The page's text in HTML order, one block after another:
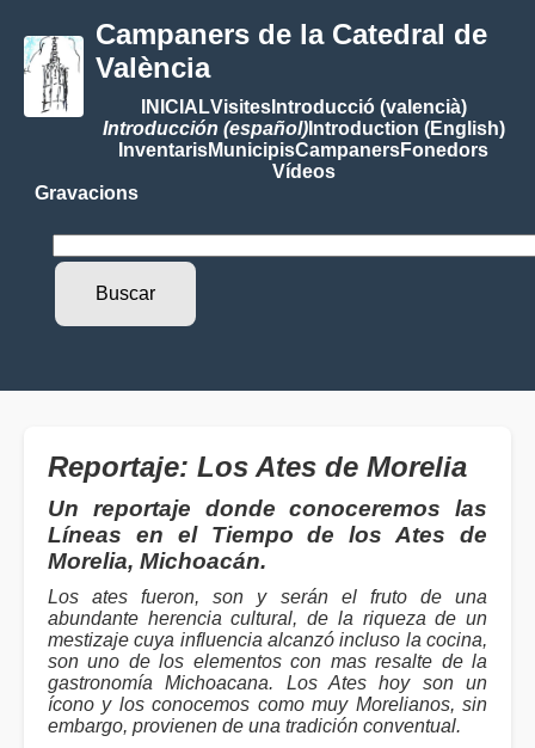
Campaners de la Catedral de
València
INICIALVisitesIntroducció (valencià)
Introducción (español)Introduction (English)
InventarisMunicipisCampanersFonedors
Vídeos
Gravacions
Reportaje: Los Ates de Morelia
Un reportaje donde conoceremos las
Líneas en el Tiempo de los Ates de
Morelia, Michoacán.
Los ates fueron, son y serán el fruto de una
abundante herencia cultural, de la riqueza de un
mestizaje cuya influencia alcanzó incluso la cocina,
son uno de los elementos con mas resalte de la
gastronomía Michoacana. Los Ates hoy son un
ícono y los conocemos como muy Morelianos, sin
embargo, provienen de una tradición conventual.